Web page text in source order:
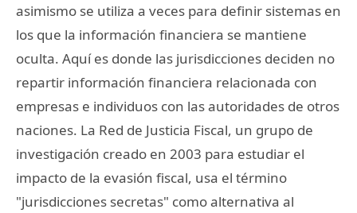
asimismo se utiliza a veces para definir sistemas en
los que la información financiera se mantiene
oculta. Aquí es donde las jurisdicciones deciden no
repartir información financiera relacionada con
empresas e individuos con las autoridades de otros
naciones. La Red de Justicia Fiscal, un grupo de
investigación creado en 2003 para estudiar el
impacto de la evasión fiscal, usa el término
"jurisdicciones secretas" como alternativa al